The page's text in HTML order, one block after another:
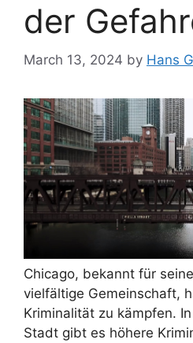
der
March 13, 2024 by Hans
Chicago, bekannt für
vielfältige Gemeinschaft,
Kriminalität zu kämpfen.
Stadt gibt es höhere